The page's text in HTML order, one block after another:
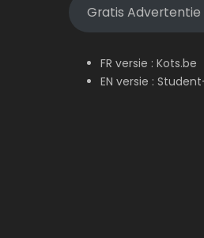
Gratis Advertentie
FR versie : Kots.be
EN versie :